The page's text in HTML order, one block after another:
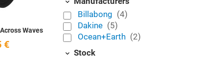
Waves
€
Billabong (4)
Dakine (5)
Ocean+Earth (2)
Stock